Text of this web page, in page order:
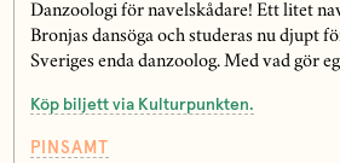
Danzoologi för navelskådare! Ett litet
Bronjas dansöga och studeras nu djupt
Sveriges enda danzoolog. Med vad gör
Köp biljett via Kulturpunkten.
PINSAMT